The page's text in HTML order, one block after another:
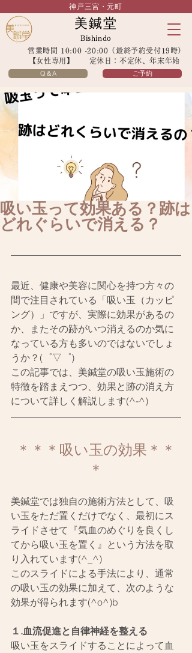
神戸三宮・元町
美鍼堂
Bishindo
営業時間 10:00 -20:00（最終予約受付19時）
【女性専用】 定休日：不定休、年末年始
Q＆A ご予約
吸い玉って効果ある？跡は
どれぐらいで消える？
最近、健康や美容に関心を持つ方々の
間で注目されている「吸い玉（カッピ
ング）」ですが、実際に効果があるの
か、またその跡がいつ消えるのか気に
なっている方も多いのではないでしょ
うか？(゜▽゜)
この記事では、美鍼堂の吸い玉施術の
特徴を踏まえつつ、効果と跡の消え方
について詳しく解説します(^-^)
＊＊＊吸い玉の効果＊＊
＊
美鍼堂では独自の施術方法として、吸
い玉をただ置くだけでなく、最初にス
ライドさせて『気血のめぐりを良くし
てから吸い玉を置く』という方法を取
り入れています(^_^)
このスライドによる手法により、通常
の吸い玉の効果に加えて、次のような
効果が得られます(^o^)b
１.血流促進と自律神経を整える
吸い玉をスライドすることによって血